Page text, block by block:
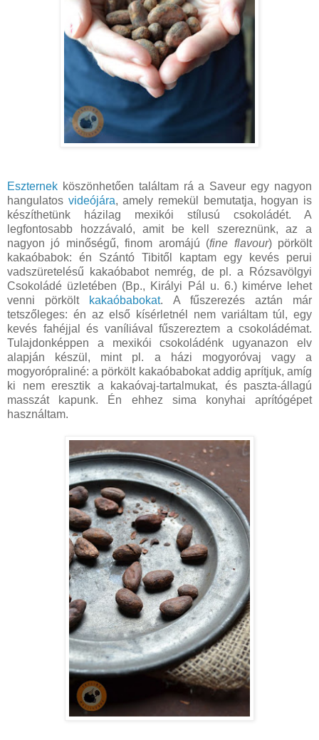
Eszternek köszönhetően találtam rá a Saveur egy nagyon
hangulatos videójára, amely remekül bemutatja, hogyan is
készíthetünk házilag mexikói stílusú csokoládét. A
legfontosabb hozzávaló, amit be kell szereznünk, az a
nagyon jó minőségű, finom aromájú (fine flavour) pörkölt
kakaóbabok: én Szántó Tibitől kaptam egy kevés perui
vadszüretelésű kakaóbabot nemrég, de pl. a Rózsavölgyi
Csokoládé üzletében (Bp., Királyi Pál u. 6.) kimérve lehet
venni pörkölt kakaóbabokat. A fűszerezés aztán már
tetszőleges: én az első kísérletnél nem variáltam túl, egy
kevés fahéjjal és vaníliával fűszereztem a csokoládémat.
Tulajdonképpen a mexikói csokoládénk ugyanazon elv
alapján készül, mint pl. a házi mogyoróvaj vagy a
mogyorópraliné: a pörkölt kakaóbabokat addig aprítjuk, amíg
ki nem eresztik a kakaóvaj-tartalmukat, és paszta-állagú
masszát kapunk. Én ehhez sima konyhai aprítógépet
használtam.